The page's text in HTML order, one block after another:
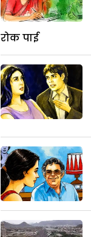
रोक पाई